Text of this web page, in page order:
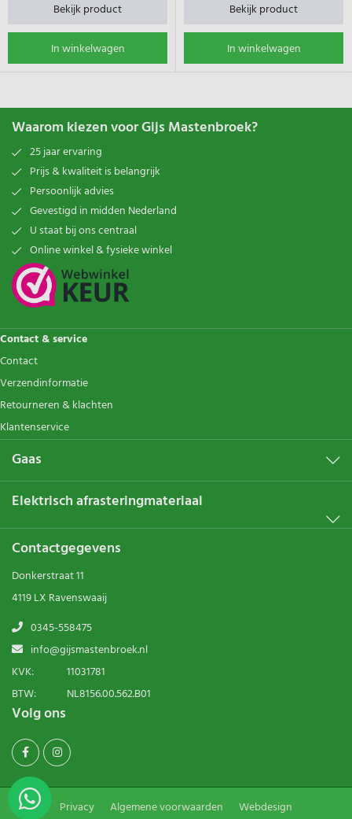
Bekijk product
In winkelwagen
Bekijk product
In winkelwagen
Waarom kiezen voor Gijs Mastenbroek?
25 jaar ervaring
Prijs & kwaliteit is belangrijk
Persoonlijk advies
Gevestigd in midden Nederland
U staat bij ons centraal
Online winkel & fysieke winkel
Contact & service
Contact
Verzendinformatie
Retourneren & klachten
Klantenservice
Gaas
Elektrisch afrasteringmateriaal
Contactgegevens
Donkerstraat 11
4119 LX Ravenswaaij
0345-558475
info@gijsmastenbroek.nl
KVK:
11031781
BTW:
NL8156.00.562.B01
Volg ons
Privacy Algemene voorwaarden Webdesign